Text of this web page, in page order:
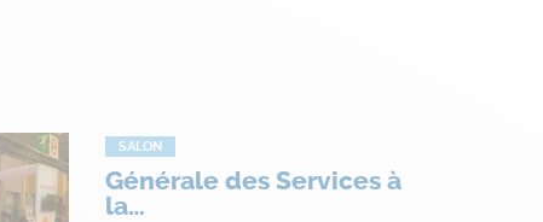
SALON
Générale des Services à
la…